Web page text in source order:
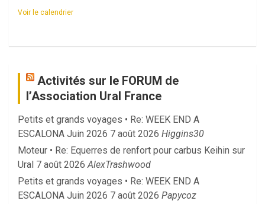
Voir le calendrier
Activités sur le FORUM de
l’Association Ural France
Petits et grands voyages • Re: WEEK END A
ESCALONA Juin 2026 7 août 2026 Higgins30
Moteur • Re: Equerres de renfort pour carbus Keihin sur
Ural 7 août 2026 AlexTrashwood
Petits et grands voyages • Re: WEEK END A
ESCALONA Juin 2026 7 août 2026 Papycoz